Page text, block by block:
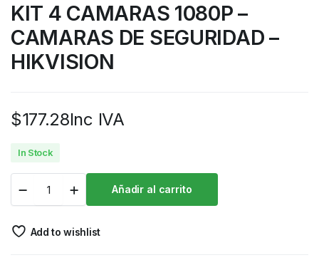
KIT 4 CAMARAS 1080P –
CAMARAS DE SEGURIDAD –
HIKVISION
$177.28Inc IVA
In Stock
Añadir al carrito
Add to wishlist